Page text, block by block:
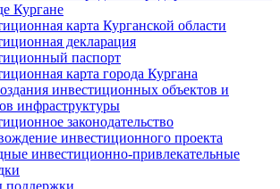
Кургане
карта Курганской области
декларация
паспорт
карта города Кургана
инвестиционных объектов и
инфраструктуры
законодательство
инвестиционного проекта
инвестиционно-привлекательные